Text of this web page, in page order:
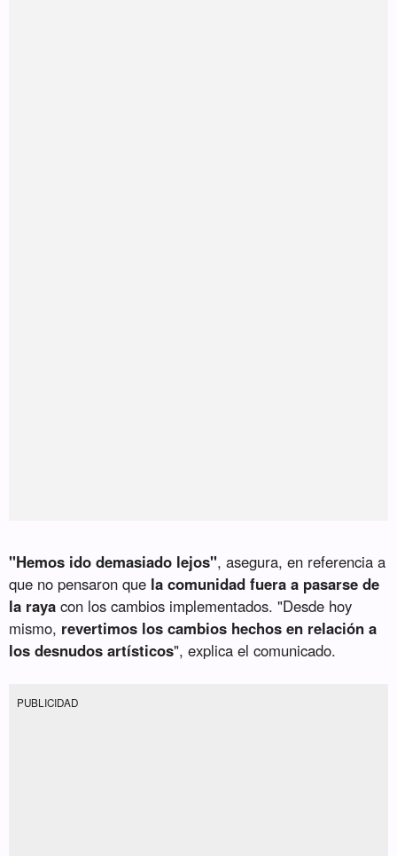
"Hemos ido demasiado lejos", asegura, en referencia a
que no pensaron que la comunidad fuera a pasarse de
la raya con los cambios implementados. "Desde hoy
mismo, revertimos los cambios hechos en relación a
los desnudos artísticos", explica el comunicado.
PUBLICIDAD